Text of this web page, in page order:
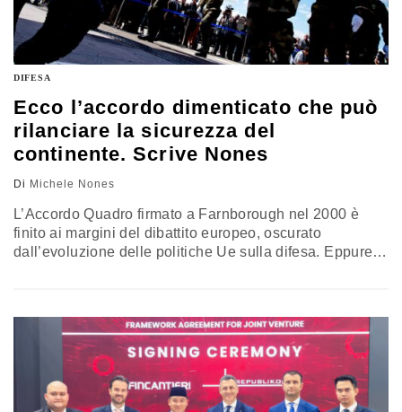
DIFESA
Ecco l’accordo dimenticato che può
rilanciare la sicurezza del
continente. Scrive Nones
Di Michele Nones
L’Accordo Quadro firmato a Farnborough nel 2000 è
finito ai margini del dibattito europeo, oscurato
dall’evoluzione delle politiche Ue sulla difesa. Eppure,
cooperazione tra i principali Paesi europei. Con una
governance rafforzata, un mercato più integrato e
programmi condivisi, l’obiettivo sarebbe costruire
capacità comuni senza attendere nuove riforme dei
Trattati. La riflessione di Michele Nones, vice presidente